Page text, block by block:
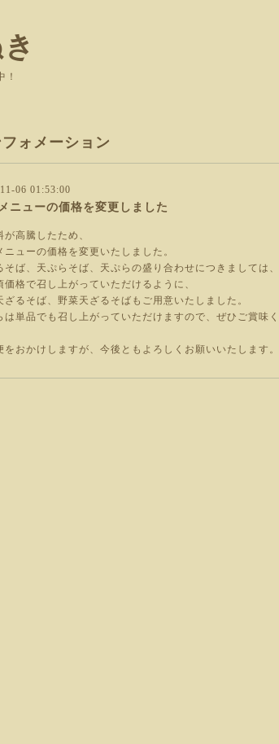
！
ォメーション
06 01:53:00
ニューの価格を変更しました
が高騰したため、
ニューの価格を変更いたしました。
そば、天ぷらそば、天ぷらの盛り合わせにつきましては、
価格で召し上がっていただけるように、
ざるそば、野菜天ざるそばもご用意いたしました。
は単品でも召し上がっていただけますので、ぜひご賞味く
をおかけしますが、今後ともよろしくお願いいたします。